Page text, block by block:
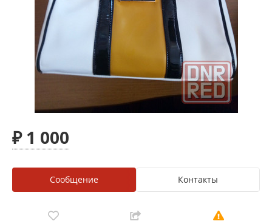
₽ 1 000
Сообщение Контакты